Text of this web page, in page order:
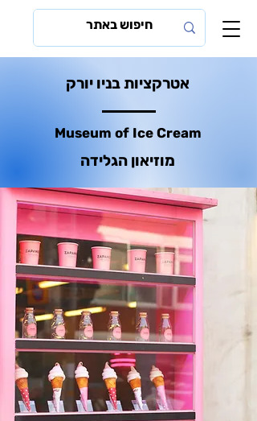
אטרקציות בניו יורק
Museum of Ice Cream
מוזיאון הגלידה